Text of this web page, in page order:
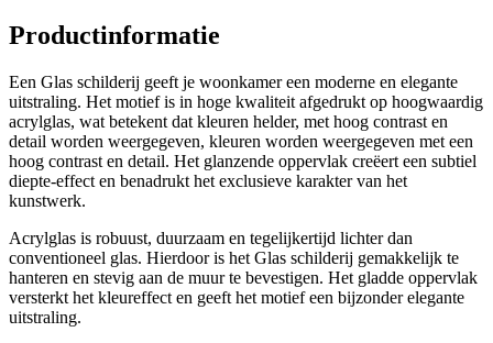
Productinformatie
Een Glas schilderij geeft je woonkamer een moderne en elegante
uitstraling. Het motief is in hoge kwaliteit afgedrukt op hoogwaardig
acrylglas, wat betekent dat kleuren helder, met hoog contrast en
detail worden weergegeven, kleuren worden weergegeven met een
hoog contrast en detail. Het glanzende oppervlak creëert een subtiel
diepte-effect en benadrukt het exclusieve karakter van het
kunstwerk.
Acrylglas is robuust, duurzaam en tegelijkertijd lichter dan
conventioneel glas. Hierdoor is het Glas schilderij gemakkelijk te
hanteren en stevig aan de muur te bevestigen. Het gladde oppervlak
versterkt het kleureffect en geeft het motief een bijzonder elegante
uitstraling.